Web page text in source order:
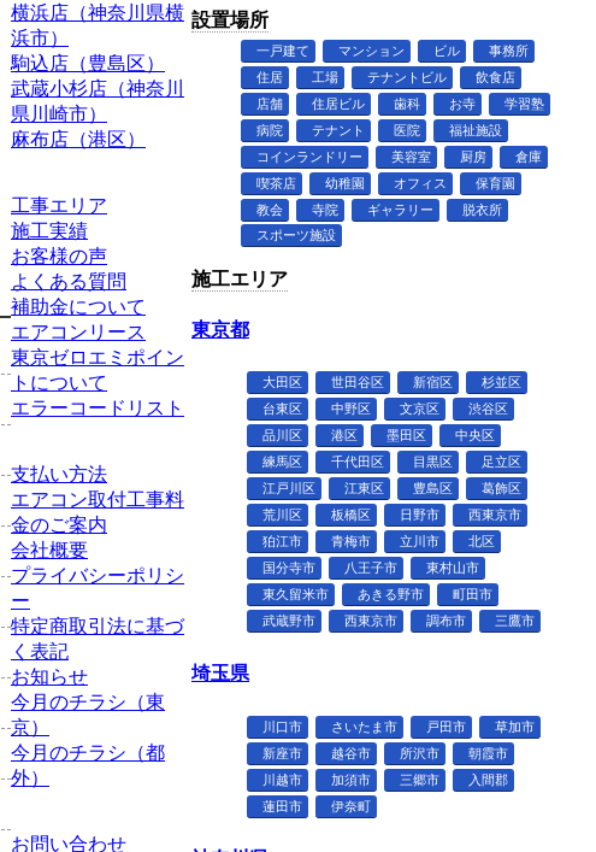
設置場所
一戸建て マンション ビル
事務所
住居
工場 テナントビル
飲食店
店舗
住居ビル 歯科 お寺
学習塾
病院
テナント 医院
福祉施設
コインランドリー
美容室 厨房
倉庫
喫茶店
幼稚園 オフィス
保育園
教会
寺院 ギャラリー
脱衣所
スポーツ施設
施工エリア
東京都
大田区 世田谷区 新宿区
杉並区
台東区
中野区 文京区
渋谷区
品川区
港区 墨田区
中央区
練馬区
千代田区 目黒区
足立区
江戸川区
江東区 豊島区
葛飾区
荒川区
板橋区 日野市
西東京市
狛江市
青梅市 立川市
北区
国分寺市
八王子市
東村山市
東久留米市
あきる野市
町田市
武蔵野市
西東京市 調布市 三鷹市
埼玉県
川口市 さいたま市 戸田市
草加市
新座市
越谷市 所沢市
朝霞市
川越市
加須市 三郷市
入間郡
蓮田市
伊奈町
横浜店（神奈川県横
浜市）
駒込店（豊島区）
武蔵小杉店（神奈川
県川崎市）
麻布店（港区）
工事エリア
施工実績
お客様の声
よくある質問
補助金について
エアコンリース
東京ゼロエミポイン
トについて
エラーコードリスト
支払い方法
エアコン取付工事料
金のご案内
会社概要
プライバシーポリシ
ー
特定商取引法に基づ
く表記
お知らせ
今月のチラシ（東
京）
今月のチラシ（都
外）
お問い合わせ